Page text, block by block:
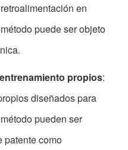
en
puede ser objeto
propios:
diseñados para
pueden ser
patente como